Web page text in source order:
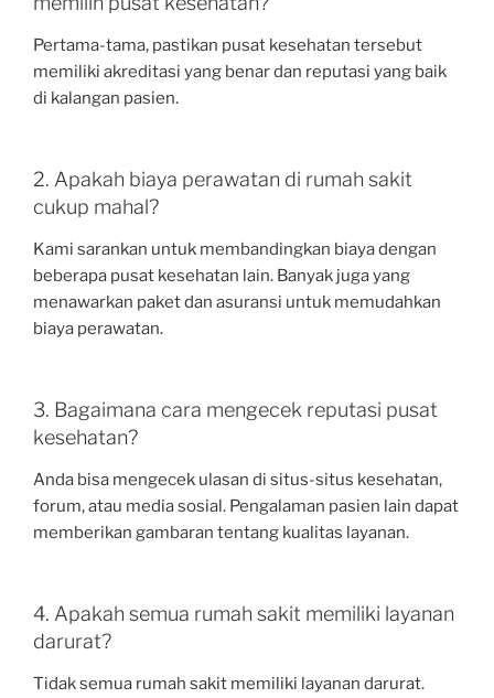
Pertama-tama, pastikan pusat kesehatan tersebut
memiliki akreditasi yang benar dan reputasi yang baik
di kalangan pasien.
2. Apakah biaya perawatan di rumah sakit
cukup mahal?
Kami sarankan untuk membandingkan biaya dengan
beberapa pusat kesehatan lain. Banyak juga yang
menawarkan paket dan asuransi untuk memudahkan
biaya perawatan.
3. Bagaimana cara mengecek reputasi pusat
kesehatan?
Anda bisa mengecek ulasan di situs-situs kesehatan,
forum, atau media sosial. Pengalaman pasien lain dapat
memberikan gambaran tentang kualitas layanan.
4. Apakah semua rumah sakit memiliki layanan
darurat?
Tidak semua rumah sakit memiliki layanan darurat.